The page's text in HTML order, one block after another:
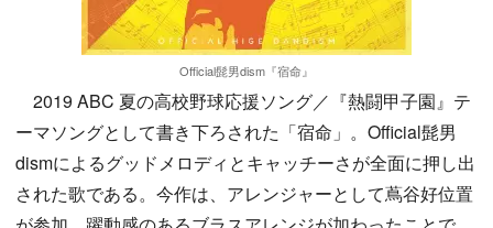
Official髭男dism『宿命』
2019 ABC 夏の高校野球応援ソング／『熱闘甲子園』テ
ーマソングとして書き下ろされた「宿命」。Official髭男
dismによるグッドメロディとキャッチーさが全面に押し出
された歌である。今作は、アレンジャーとして蔦谷好位置